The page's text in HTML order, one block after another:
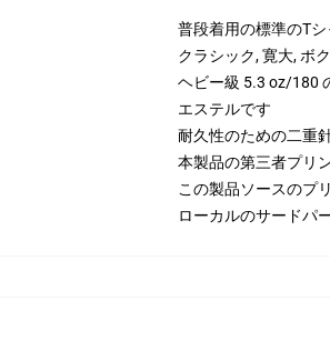
普段着用の標準のTシ
クラシック, 寛大, ボ
ヘビー級 5.3 oz/180
エステルです
耐久性のための二重
本製品の第三者プリ
この製品ソースのプ
ローカルのサードパ